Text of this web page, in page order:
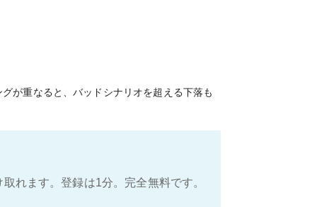
が重なると、バッドシナリオを超える下落も
れます。登録は1分。完全無料です。